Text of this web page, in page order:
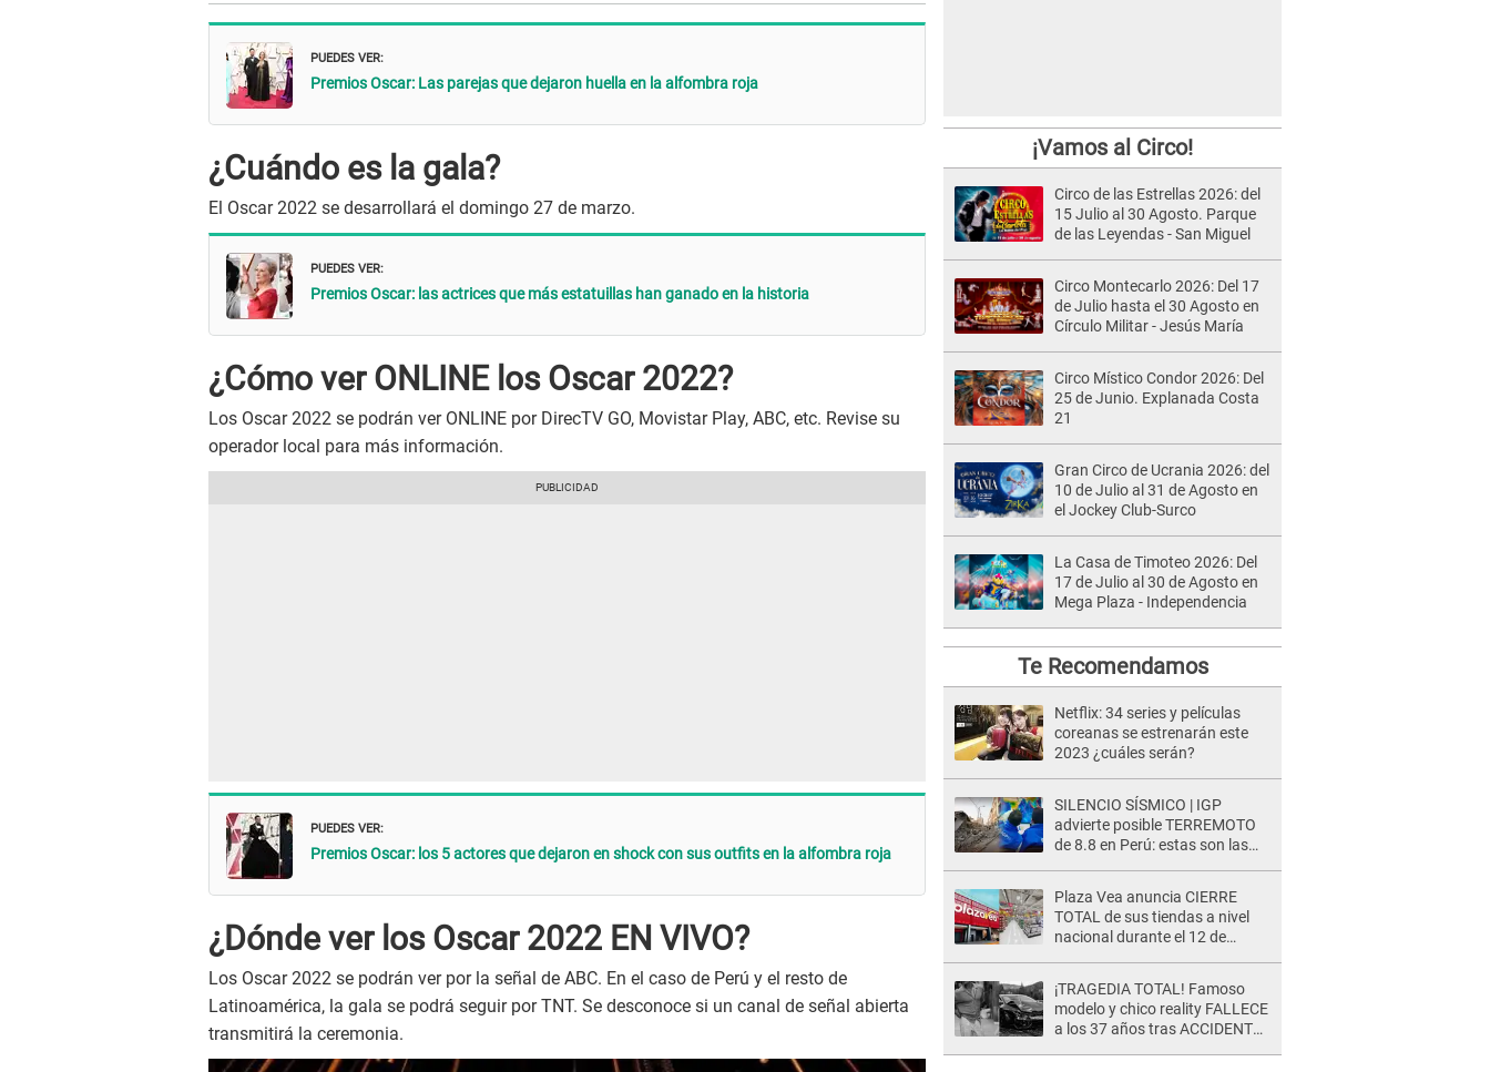
PUEDES VER:
Premios Oscar: Las parejas que dejaron huella en la alfombra roja
¿Cuándo es la gala?
El Oscar 2022 se desarrollará el domingo 27 de marzo.
PUEDES VER:
Premios Oscar: las actrices que más estatuillas han ganado en la historia
¿Cómo ver ONLINE los Oscar 2022?
Los Oscar 2022 se podrán ver ONLINE por DirecTV GO, Movistar Play, ABC, etc. Revise su
operador local para más información.
PUEDES VER:
Premios Oscar: los 5 actores que dejaron en shock con sus outfits en la alfombra roja
¿Dónde ver los Oscar 2022 EN VIVO?
Los Oscar 2022 se podrán ver por la señal de ABC. En el caso de Perú y el resto de
Latinoamérica, la gala se podrá seguir por TNT. Se desconoce si un canal de señal abierta
transmitirá la ceremonia.
¡Vamos al Circo!
Circo de las Estrellas 2026: del
15 Julio al 30 Agosto. Parque
de las Leyendas - San Miguel
Circo Montecarlo 2026: Del 17
de Julio hasta el 30 Agosto en
Círculo Militar - Jesús María
Circo Místico Condor 2026: Del
25 de Junio. Explanada Costa
21
Gran Circo de Ucrania 2026: del
10 de Julio al 31 de Agosto en
el Jockey Club-Surco
La Casa de Timoteo 2026: Del
17 de Julio al 30 de Agosto en
Mega Plaza - Independencia
Te Recomendamos
Netflix: 34 series y películas
coreanas se estrenarán este
2023 ¿cuáles serán?
SILENCIO SÍSMICO | IGP
advierte posible TERREMOTO
de 8.8 en Perú: estas son las
Plaza Vea anuncia CIERRE
TOTAL de sus tiendas a nivel
nacional durante el 12 de
¡TRAGEDIA TOTAL! Famoso
modelo y chico reality FALLECE
a los 37 años tras ACCIDENTE